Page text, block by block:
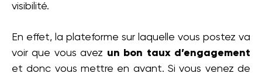
visibilité.
En effet, la plateforme sur laquelle vous postez va
voir que vous avez un bon taux d’engagement
et donc vous mettre en avant. Si vous venez de